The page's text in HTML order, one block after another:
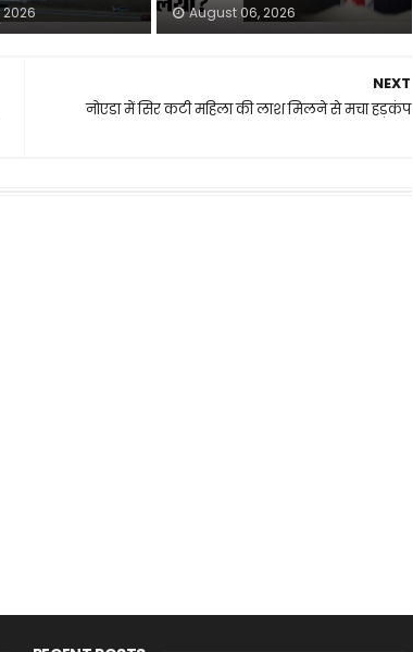
August 06, 2026
NEXT
नोएडा में सिर कटी महिला की लाश मिलने से मचा हड़कंप